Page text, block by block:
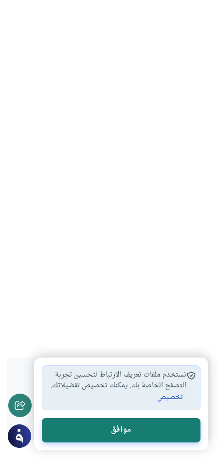
هل انتفعت بهذا المحتوى؟
نعم لا
نستخدم ملفات تعريف الارتباط لتحسين تجربة
التصفح الخاصة بك. يمكنك تخصيص تفضيلاتك.
تخصيص
موافق